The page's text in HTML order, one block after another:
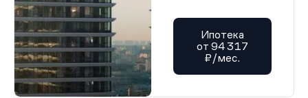
Ипотека
от 94 317
₽/мес.